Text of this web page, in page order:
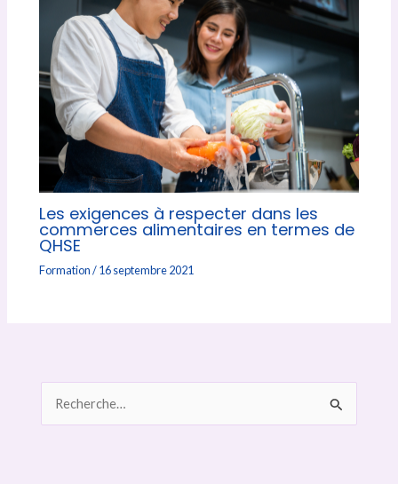
Les exigences à respecter dans les
commerces alimentaires en termes de
QHSE
Formation/16 septembre 2021